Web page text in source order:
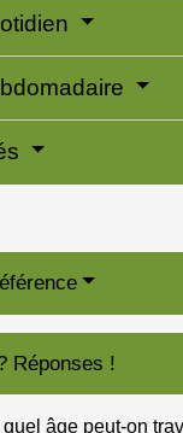
Réponses !
âge peut-on